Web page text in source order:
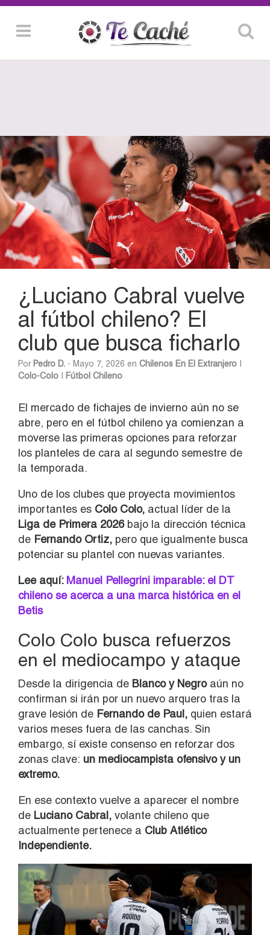
¿Luciano Cabral vuelve
al fútbol chileno? El
club que busca ficharlo
Por Pedro D. - Mayo 7, 2026 en Chilenos En El Extranjero
Colo-Colo
Fútbol Chileno
El mercado de fichajes de invierno aún no se
abre, pero en el fútbol chileno ya comienzan a
moverse las primeras opciones para reforzar
los planteles de cara al segundo semestre de
la temporada.
Uno de los clubes que proyecta movimientos
importantes es Colo Colo, actual líder de la
Liga de Primera 2026bajo la dirección técnica
de Fernando Ortiz, pero que igualmente busca
potenciar su plantel con nuevas variantes.
Lee aquí:Manuel Pellegrini imparable: el DT
chileno se acerca a una marca histórica en el
Betis
Colo Colo busca refuerzos
en el mediocampo y ataque
Desde la dirigencia de Blanco y Negroaún no
confirman si irán por un nuevo arquero tras la
grave lesión de Fernando de Paul, quien estará
varios meses fuera de las canchas. Sin
embargo, sí existe consenso en reforzar dos
zonas clave: un mediocampista ofensivo y un
extremo.
En ese contexto vuelve a aparecer el nombre
de Luciano Cabral, volante chileno que
actualmente pertenece a Club Atlético
Independiente.